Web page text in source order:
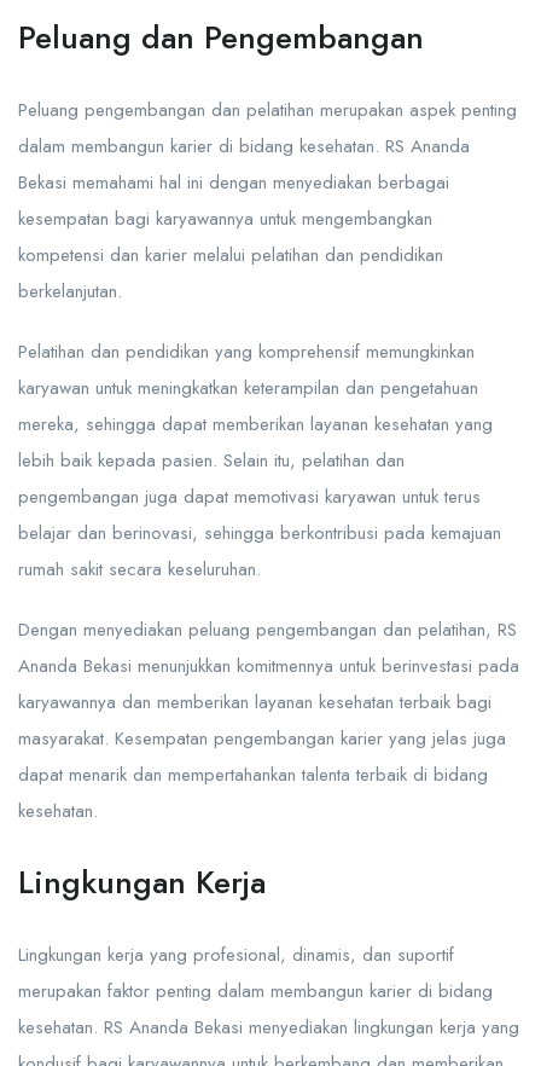
Peluang dan Pengembangan
Peluang pengembangan dan pelatihan merupakan aspek penting
dalam membangun karier di bidang kesehatan. RS Ananda
Bekasi memahami hal ini dengan menyediakan berbagai
kesempatan bagi karyawannya untuk mengembangkan
kompetensi dan karier melalui pelatihan dan pendidikan
berkelanjutan.
Pelatihan dan pendidikan yang komprehensif memungkinkan
karyawan untuk meningkatkan keterampilan dan pengetahuan
mereka, sehingga dapat memberikan layanan kesehatan yang
lebih baik kepada pasien. Selain itu, pelatihan dan
pengembangan juga dapat memotivasi karyawan untuk terus
belajar dan berinovasi, sehingga berkontribusi pada kemajuan
rumah sakit secara keseluruhan.
Dengan menyediakan peluang pengembangan dan pelatihan, RS
Ananda Bekasi menunjukkan komitmennya untuk berinvestasi pada
karyawannya dan memberikan layanan kesehatan terbaik bagi
masyarakat. Kesempatan pengembangan karier yang jelas juga
dapat menarik dan mempertahankan talenta terbaik di bidang
kesehatan.
Lingkungan Kerja
Lingkungan kerja yang profesional, dinamis, dan suportif
merupakan faktor penting dalam membangun karier di bidang
kesehatan. RS Ananda Bekasi menyediakan lingkungan kerja yang